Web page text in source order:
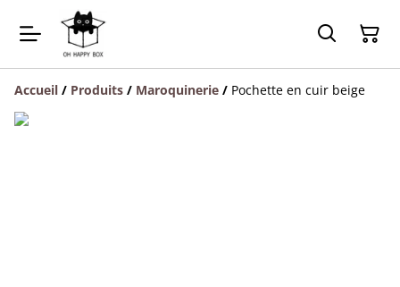
Accueil / Produits / Maroquinerie / Pochette en cuir beige